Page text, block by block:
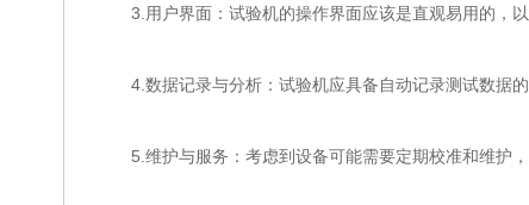
3.用户界面：试验机的操作界面应该是直观易用的，以
4.数据记录与分析：试验机应具备自动记录测试数据的
5.维护与服务：考虑到设备可能需要定期校准和维护，